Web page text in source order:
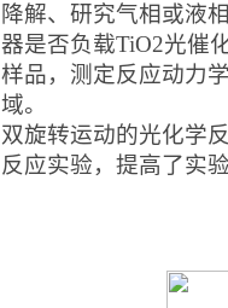
降解、研究气相或液
器是否负载TiO2光催
样品，测定反应动力
域。
双旋转运动的光化学
反应实验，提高了实